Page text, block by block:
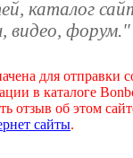
каталог
видео, форум."
для
в каталоге
отзыв об этом
сайты.